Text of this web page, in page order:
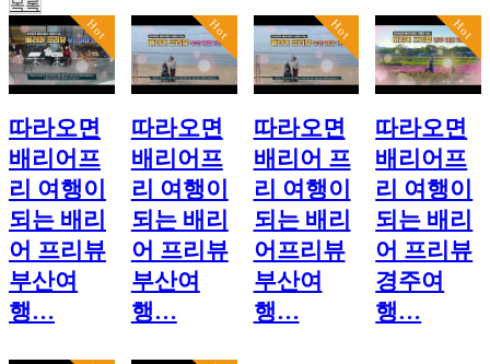
목록
Hot
따라오면
배리어프
리 여행이
되는 배리
어 프리뷰
부산여
행…
Hot
따라오면
배리어프
리 여행이
되는 배리
어 프리뷰
부산여
행…
Hot
따라오면
배리어 프
리 여행이
되는 배리
어프리뷰
부산여
행…
Hot
따라오면
배리어프
리 여행이
되는 배리
어 프리뷰
경주여
행…